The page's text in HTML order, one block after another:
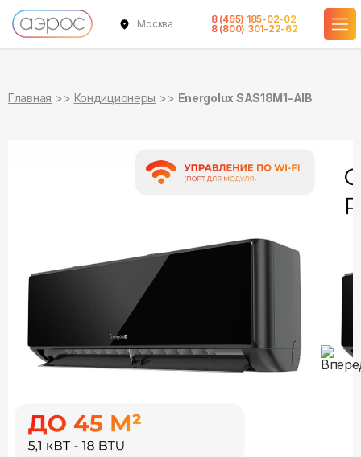
Москва
8 (495) 185-02-02
8 (800) 301-22-62
Главная Кондиционеры Energolux SAS18M1-AIB
в наличии
в наличии